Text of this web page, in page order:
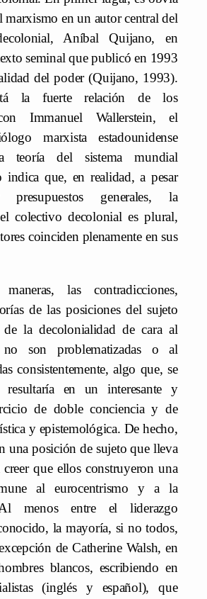
marxismo en un autor central del
Aníbal Quijano, en
seminal que publicó en 1993
del poder (Quijano, 1993).
la fuerte relación de los
Immanuel Wallerstein, el
marxista estadounidense
teoría del sistema mundial
indica que, en realidad, a pesar
presupuestos generales, la
colectivo decolonial es plural,
coinciden plenamente en sus
las contradicciones,
de las posiciones del sujeto
la decolonialidad de cara al
no son problematizadas o al
consistentemente, algo que, se
resultaría en un interesante y
de doble conciencia y de
y epistemológica. De hecho,
una posición de sujeto que lleva
creer que ellos construyeron una
al eurocentrismo y a la
menos entre el liderazgo
la mayoría, si no todos,
de Catherine Walsh, en
blancos, escribiendo en
(inglés y español), que